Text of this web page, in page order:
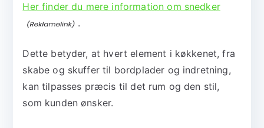
Her finder du mere information om snedker
.
Dette betyder, at hvert element i køkkenet, fra
skabe og skuffer til bordplader og indretning,
kan tilpasses præcis til det rum og den stil,
som kunden ønsker.